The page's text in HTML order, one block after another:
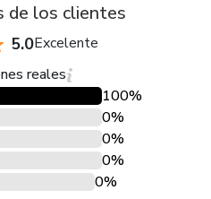
de los clientes
5.0Excelente
reales
100%
0%
0%
0%
0%